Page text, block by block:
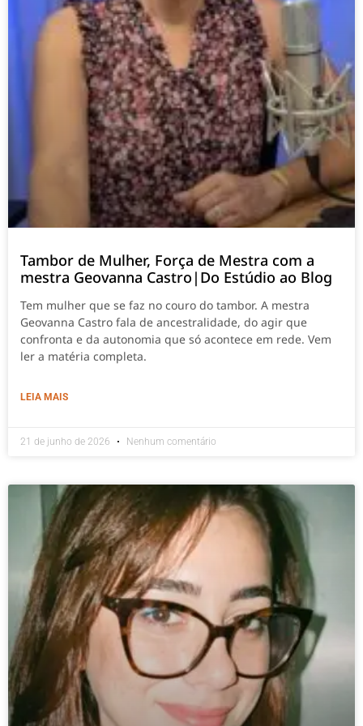
Tambor de Mulher, Força de Mestra com a
mestra Geovanna Castro|Do Estúdio ao Blog
Tem mulher que se faz no couro do tambor. A mestra
Geovanna Castro fala de ancestralidade, do agir que
confronta e da autonomia que só acontece em rede. Vem
ler a matéria completa.
LEIA MAIS
21 de junho de 2026 Nenhum comentário